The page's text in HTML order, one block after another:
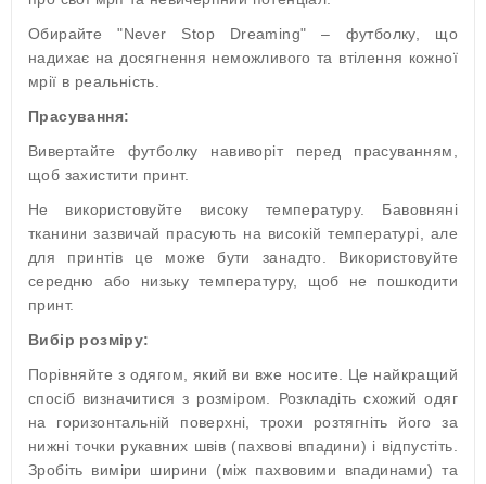
Обирайте "Never Stop Dreaming" – футболку, що
надихає на досягнення неможливого та втілення кожної
мрії в реальність.
Прасування:
Вивертайте футболку навиворіт перед прасуванням,
щоб захистити принт.
Не використовуйте високу температуру. Бавовняні
тканини зазвичай прасують на високій температурі, але
для принтів це може бути занадто. Використовуйте
середню або низьку температуру, щоб не пошкодити
принт.
Вибір розміру:
Порівняйте з одягом, який ви вже носите. Це найкращий
спосіб визначитися з розміром. Розкладіть схожий одяг
на горизонтальній поверхні, трохи розтягніть його за
нижні точки рукавних швів (пахвові впадини) і відпустіть.
Зробіть виміри ширини (між пахвовими впадинами) та